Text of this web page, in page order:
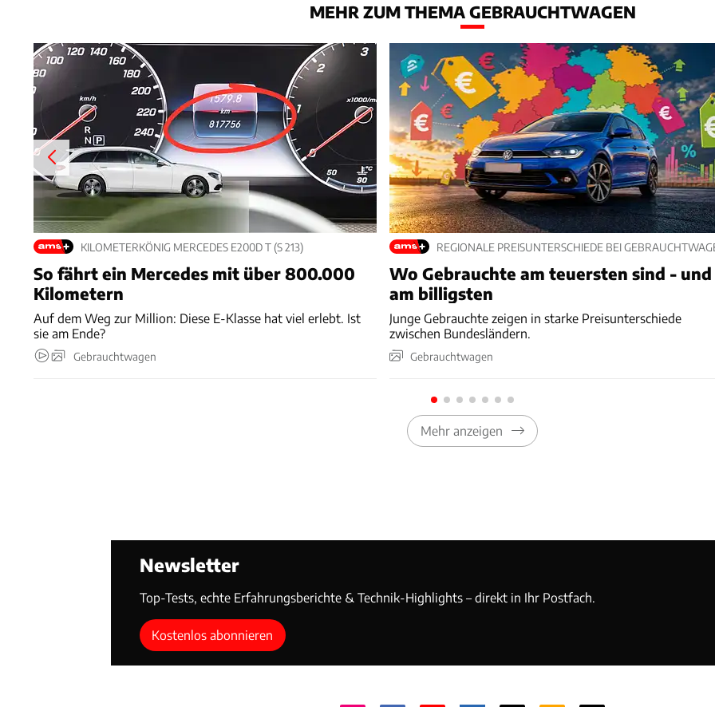
MEHR ZUM THEMA GEBRAUCHTWAGEN
KILOMETERKÖNIG MERCEDES E200D T (S 213)
So fährt ein Mercedes mit über 800.000
Kilometern
Auf dem Weg zur Million: Diese E-Klasse hat viel erlebt. Ist
sie am Ende?
Gebrauchtwagen
REGIONALE PREISUNTERSCHIEDE BEI
Wo Gebrauchte am teuersten sind - und
am billigsten
Junge Gebrauchte zeigen in starke Preisunterschiede
zwischen Bundesländern.
Gebrauchtwagen
Mehr anzeigen
Newsletter
Top-Tests, echte Erfahrungsberichte & Technik-Highlights – direkt in Ihr Postfach.
Kostenlos abonnieren